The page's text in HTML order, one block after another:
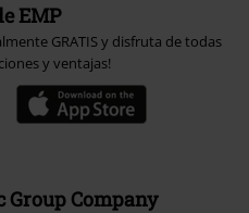
EMP
GRATIS y disfruta de todas
y ventajas!
Company